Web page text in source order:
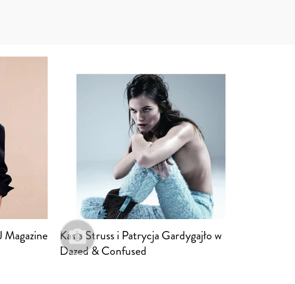
Magazine
Kasia Struss i Patrycja Gardygajło w
Dazed & Confused